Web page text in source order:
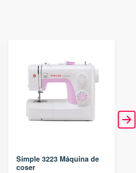
Simple 3223 Máquina de
coser